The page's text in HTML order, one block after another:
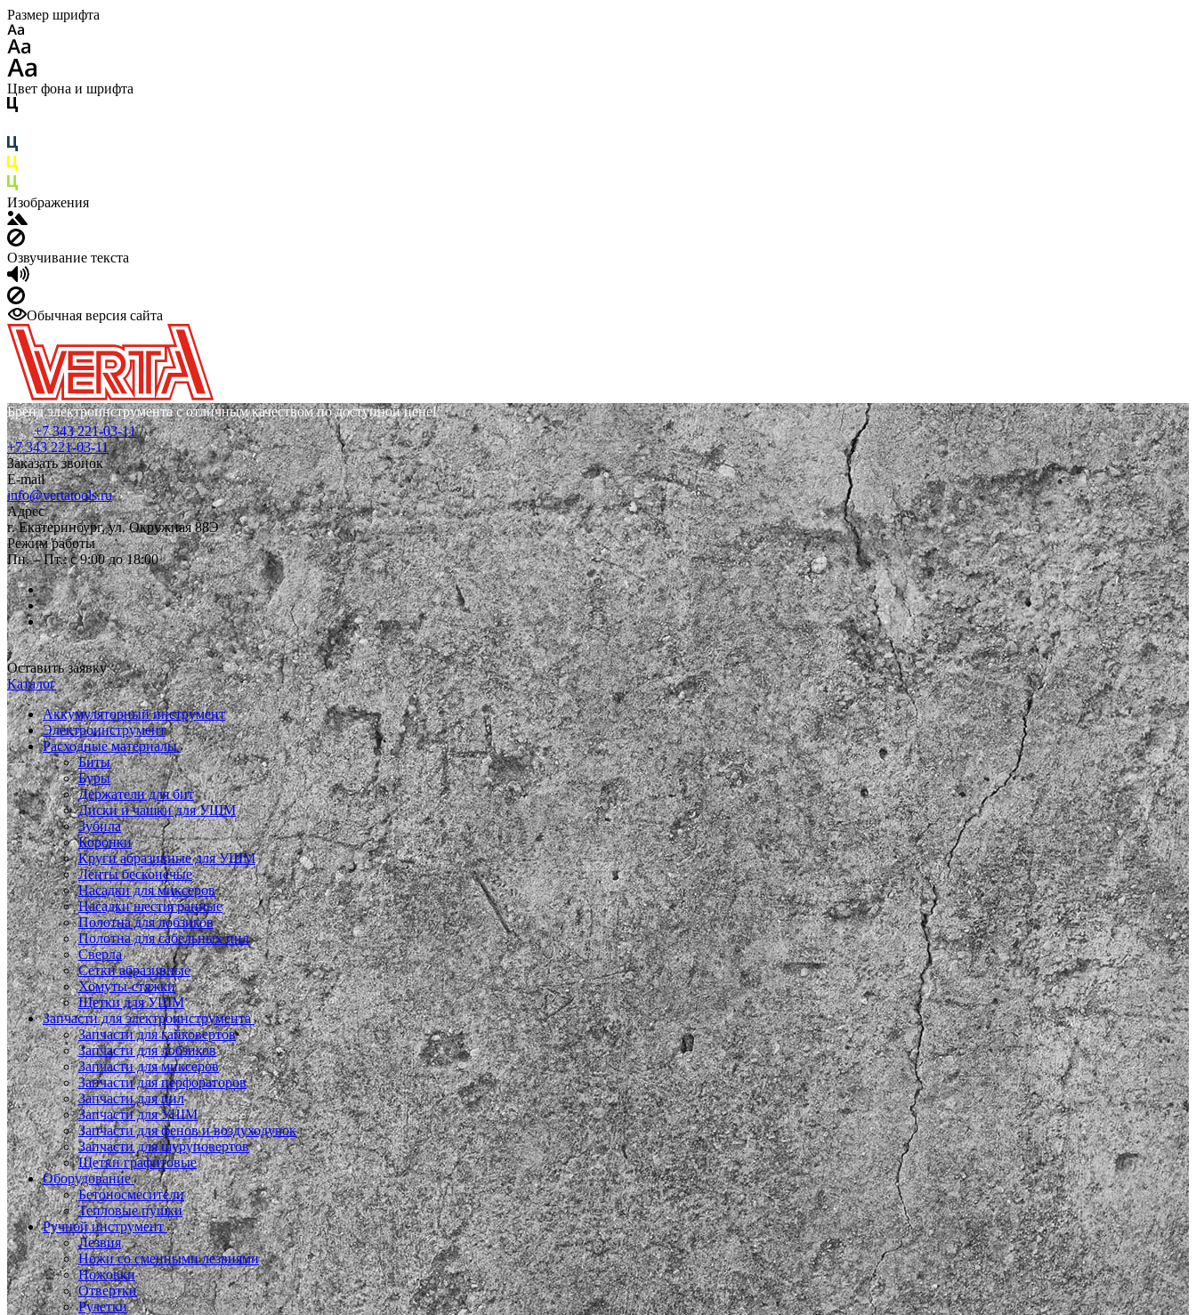
Размер шрифта
Цвет фона и шрифта
Изображения
Озвучивание текста
Обычная версия сайта
Бренд электроинструмента с отличным качеством по доступной цене!
+7 343 221-03-11
+7 343 221-03-11
Заказать звонок
E-mail
info@vertatools.ru
Адрес
г. Екатеринбург, ул. Окружная 88Э
Режим работы
Пн. – Пт.: с 9:00 до 18:00
Оставить заявку
Каталог
Аккумуляторный инструмент
Электроинструмент
Расходные материалы
Биты
Буры
Держатели для бит
Диски и чашки для УШМ
Зубила
Коронки
Круги абразивные для УШМ
Ленты бесконечые
Насадки для миксеров
Насадки шестигранные
Полотна для лобзиков
Полотна для сабельных пил
Сверла
Сетки абразивные
Хомуты-стяжки
Щетки для УШМ
Запчасти для электроинструмента
Запчасти для гайковертов
Запчасти для лобзиков
Запчасти для миксеров
Запчасти для перфораторов
Запчасти для пил
Запчасти для УШМ
Запчасти для фенов и воздуходувок
Запчасти для шуруповертов
Щетки графитовые
Оборудование
Бетоносмесители
Тепловые пушки
Ручной инструмент
Лезвия
Ножи со сменными лезвиями
Ножовки
Отвертки
Рулетки